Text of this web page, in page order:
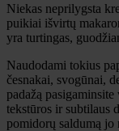
Niekas neprilygsta
puikiai išvirtų
yra turtingas,
Naudodami tokius
česnakai, svogūnai,
padažą
tekstūros ir subtilaus
pomidorų saldumą jo